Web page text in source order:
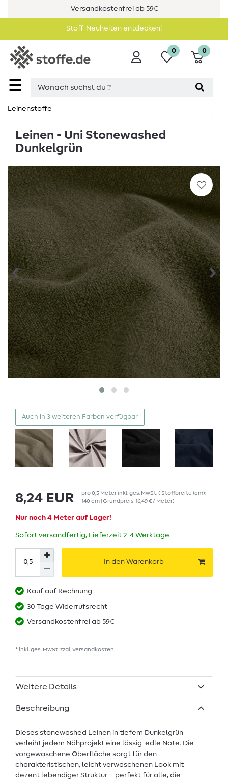
Versandkostenfrei ab 59€
Stoff-Neuheiten entdecken!
☰
0 0
Leinenstoffe
Leinen - Uni Stonewashed
Dunkelgrün
Auch in 3 weiteren Farben verfügbar
8,24 EUR pro0,5 Meterinkl. ges. MwSt. ( Stoffbreite (cm):
140 cm | Grundpreis 16,49 € / Meter)
Nur noch 4 Meter auf Lager!
Sofort versandfertig, Lieferzeit 2-4 Werktage
In den Warenkorb
Kauf auf Rechnung
30 Tage Widerrufsrecht
Versandkostenfrei ab 59€
* inkl. ges. MwSt. zzgl. Versandkosten
Weitere Details
Beschreibung
Dieses stonewashed Leinen in tiefem Dunkelgrün
verleiht jedem Nähprojekt eine lässig-edle Note. Die
vorgewaschene Oberfläche sorgt für den
charakteristischen, leicht verwaschenen Look mit
dezent lebendiger Struktur – perfekt für alle, die